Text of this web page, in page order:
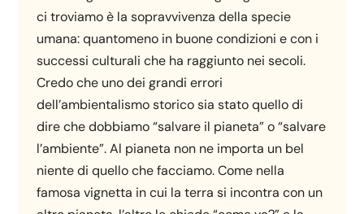
ci troviamo è la sopravvivenza della specie
umana: quantomeno in buone condizioni e con i
successi culturali che ha raggiunto nei secoli.
Credo che uno dei grandi errori
dell’ambientalismo storico sia stato quello di
dire che dobbiamo “salvare il pianeta” o “salvare
l’ambiente”. Al pianeta non ne importa un bel
niente di quello che facciamo. Come nella
famosa vignetta in cui la terra si incontra con un